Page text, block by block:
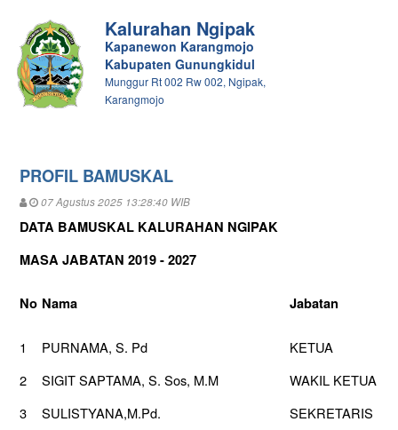
Kalurahan Ngipak
Kapanewon Karangmojo
Kabupaten Gunungkidul
Munggur Rt 002 Rw 002, Ngipak,
Karangmojo
PROFIL BAMUSKAL
07 Agustus 2025 13:28:40 WIB
DATA BAMUSKAL KALURAHAN NGIPAK
MASA JABATAN 2019 - 2027
No Nama Jabatan
1 PURNAMA, S. Pd
KETUA
2
SIGIT SAPTAMA, S. Sos, M.M
WAKIL KETUA
3
SULISTYANA,M.Pd. SEKRETARIS